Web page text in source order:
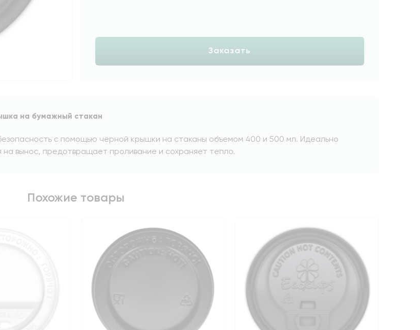
Заказать
на бумажный стакан
с помощью чёрной крышки на стаканы объемом 400 и 500 мл. Идеально
на вынос, предотвращает проливание и сохраняет тепло.
Похожие товары